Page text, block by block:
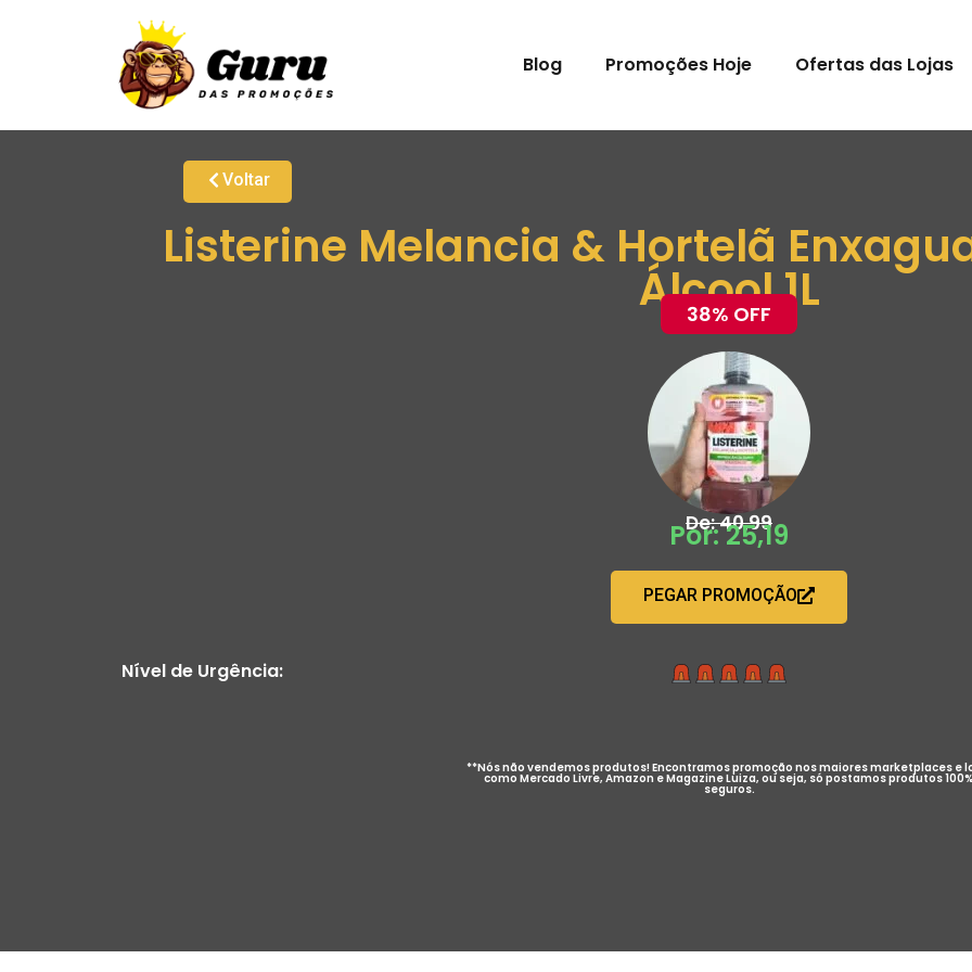
Blog Promoções Hoje Ofertas das Lojas
Voltar
Listerine Melancia & Hortelã
Álcool 1L
38% OFF
De: 40,99
Por: 25,19
PEGAR PROMOÇÃO
Nível de Urgência:
**Nós não vendemos produtos! Encontramos promoção nos maiores marketplaces e
como Mercado Livre, Amazon e Magazine Luiza, ou seja, só postamos produtos 100%
seguros.